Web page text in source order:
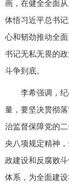
画，在健全全面
体悟习近平总书
心和韧劲推动全
书记无私无畏的
斗争到底。
李希强调，
量，要坚决贯彻
治监督保障党的
央八项规定精神
政建设和反腐败
体系，为全面建